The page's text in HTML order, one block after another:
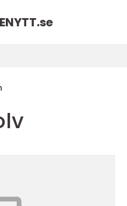
se